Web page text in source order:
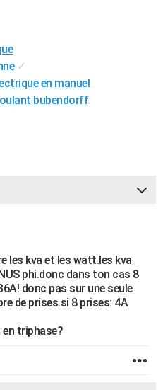
✓
en manuel
bubendorff
les kva et les watt.les kva
phi.donc dans ton cas 8
donc pas sur une seule
de prises.si 8 prises: 4A
en triphase?